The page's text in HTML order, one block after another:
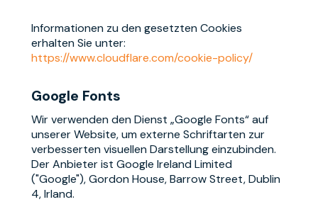
Informationen zu den gesetzten Cookies
erhalten Sie unter:
https://www.cloudflare.com/cookie-policy/
Google Fonts
Wir verwenden den Dienst „Google Fonts“ auf
unserer Website, um externe Schriftarten zur
verbesserten visuellen Darstellung einzubinden.
Der Anbieter ist Google Ireland Limited
("Google"), Gordon House, Barrow Street, Dublin
4, Irland.